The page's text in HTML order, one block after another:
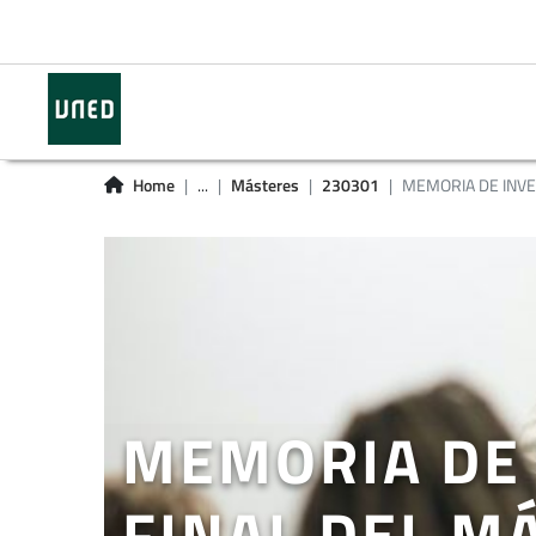
Home ... Másteres 230301 MEMORIA DE
MEMORIA